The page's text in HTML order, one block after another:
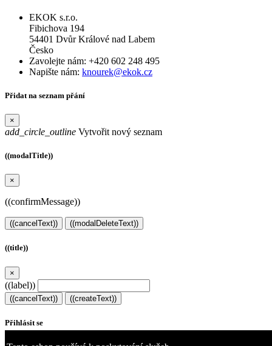
EKOK s.r.o.
Fibichova 194
54401 Dvůr Králové nad Labem
Česko
Zavolejte nám: +420 602 248 495
Napište nám: knourek@ekok.cz
Přidat na seznam přání
×
add_circle_outline Vytvořit nový seznam
((modalTitle))
×
((confirmMessage))
((cancelText)) ((modalDeleteText))
((title))
×
((label))
((cancelText)) ((createText))
Přihlásit se